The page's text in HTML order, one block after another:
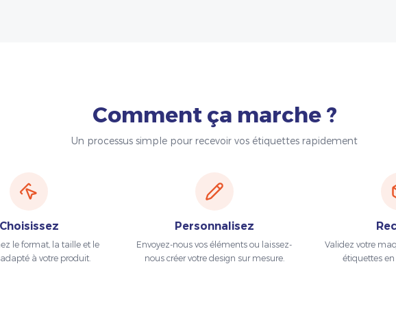
Comment ça marche ?
Un processus simple pour recevoir vos étiquettes rapidement
Choisissez
le format, la taille et le
à votre produit.
Personnalisez
Envoyez-nous vos éléments ou laissez-
nous créer votre design sur mesure.
Validez votre
étiquettes en